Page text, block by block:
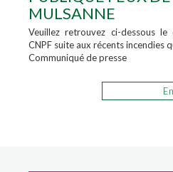
MULSANNE
Veuillez retrouvez ci-dessous
CNPF suite aux récents incendies
Communiqué de presse